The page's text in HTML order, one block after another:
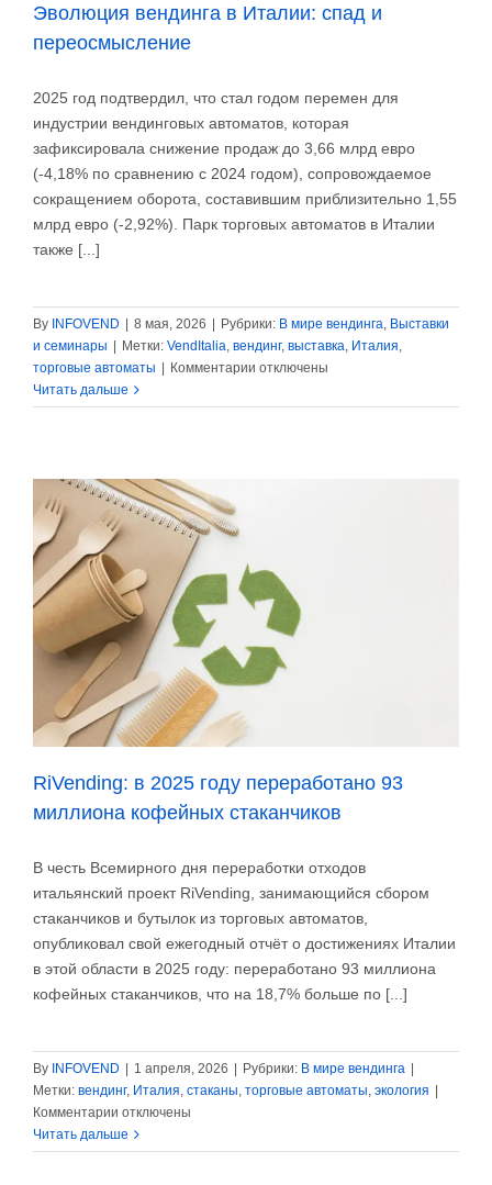
Эволюция вендинга в Италии: спад и
переосмысление
2025 год подтвердил, что стал годом перемен для
индустрии вендинговых автоматов, которая
зафиксировала снижение продаж до 3,66 млрд евро
(-4,18% по сравнению с 2024 годом), сопровождаемое
сокращением оборота, составившим приблизительно 1,55
млрд евро (-2,92%). Парк торговых автоматов в Италии
также [...]
By INFOVEND | 8 мая, 2026 | Рубрики: В мире вендинга, Выставки
и семинары | Метки: VendItalia, вендинг, выставка, Италия,
торговые автоматы | Комментарии к
Эволюция
отключены
Читать дальше
RiVending: в 2025 году переработано 93
миллиона кофейных стаканчиков
В честь Всемирного дня переработки отходов
итальянский проект RiVending, занимающийся сбором
стаканчиков и бутылок из торговых автоматов,
опубликовал свой ежегодный отчёт о достижениях Италии
в этой области в 2025 году: переработано 93 миллиона
кофейных стаканчиков, что на 18,7% больше по [...]
By INFOVEND 1 апреля, 2026 Рубрики: В мире вендинга
Метки: вендинг, Италия, стаканы, торговые автоматы, экология
Комментарии к
записи
RiVending:
отключены
Читать дальше